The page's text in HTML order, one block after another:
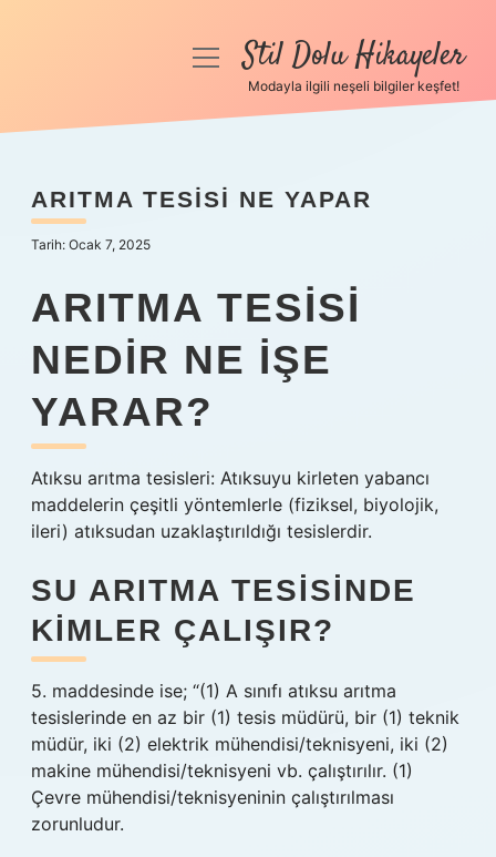
Anasayfa
Yasal Uyarı
menüyüStil Dolu Hikayeler
Modayla ilgili neşeli bilgiler keşfet!
ARITMA TESISI NE YAPAR
Tarih: Ocak 7, 2025
ARITMA TESISI
NEDIR NE IŞE
YARAR?
Atıksu arıtma tesisleri: Atıksuyu kirleten yabancı
maddelerin çeşitli yöntemlerle (fiziksel, biyolojik,
ileri) atıksudan uzaklaştırıldığı tesislerdir.
SU ARITMA TESISINDE
KIMLER ÇALIŞIR?
5. maddesinde ise; “(1) A sınıfı atıksu arıtma
tesislerinde en az bir (1) tesis müdürü, bir (1) teknik
müdür, iki (2) elektrik mühendisi/teknisyeni, iki (2)
makine mühendisi/teknisyeni vb. çalıştırılır. (1)
Çevre mühendisi/teknisyeninin çalıştırılması
zorunludur.